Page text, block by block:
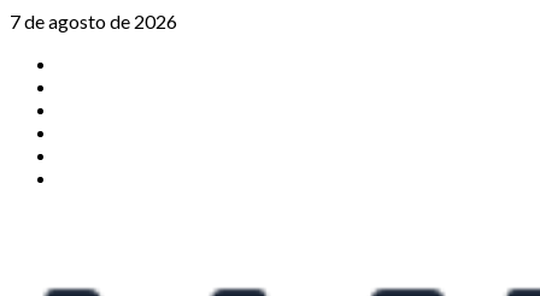
Saltar
contenido
7 de agosto de 2026